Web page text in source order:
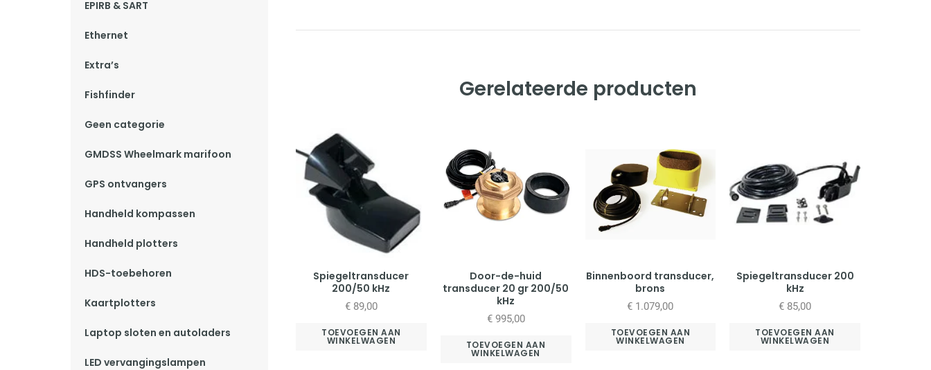
EPIRB & SART
Ethernet
Extra’s
Fishfinder
Geen categorie
GMDSS Wheelmark marifoon
GPS ontvangers
Handheld kompassen
Handheld plotters
HDS-toebehoren
Kaartplotters
Laptop sloten en autoladers
LED vervangingslampen
Gerelateerde producten
Spiegeltransducer
200/50 kHz
€89,00
TOEVOEGEN AAN
WINKELWAGEN
Door-de-huid
transducer 20 gr 200/50
kHz
€995,00
TOEVOEGEN AAN
WINKELWAGEN
Binnenboord transducer,
brons
€ 1.079,00
TOEVOEGEN AAN
WINKELWAGEN
Spiegeltransducer 200
kHz
€ 85,00
TOEVOEGEN AAN
WINKELWAGEN